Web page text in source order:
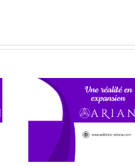
Quand le cœur
active la glande